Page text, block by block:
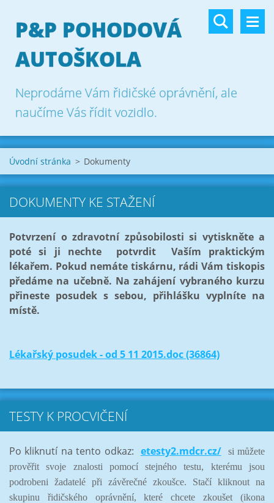
P&P POHODOVÁ
AUTOŠKOLA
Neprodáme Vám řidičské oprávnění, ale
naučíme Vás řídit vozidlo.
Úvodní stránka > Dokumenty
DOKUMENTY KE STAŽENÍ
Potvrzení o zdravotní způsobilosti si vytiskněte a
poté si ji nechte potvrdit Vaším praktickým
lékařem. Pokud nemáte tiskárnu, rádi Vám tiskopis
předáme na učebně. Na zahájení vybraného kurzu
přineste posudek s sebou, přihlášku vyplníte na
místě.
Lékařský posudek - od 5 11 2015.doc (36864)
TESTY K PROCVIČENÍ
Po kliknutí na tento odkaz: etesty2.mdcr.cz/
si můžete
prověřit svoje znalosti pomocí stejného testu, kterému jsou
podrobeni žadatelé při závěrečné zkoušce. Stačí kliknout na
skupinu řidičského oprávnění, které chcete zkoušet (ikona